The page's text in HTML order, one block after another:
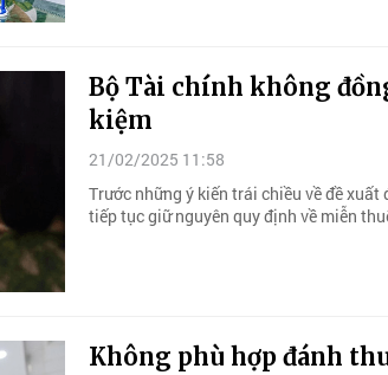
Bộ Tài chính không
kiệm
21/02/2025 11:58
Trước những ý kiến trái chiều về đề
tiếp tục giữ nguyên quy định về miễn
Không phù hợp đánh